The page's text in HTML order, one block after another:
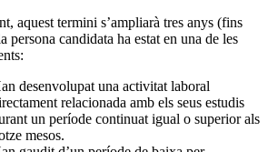
aquest termini s’ampliarà tres anys (fins
persona candidata ha estat en una de les
desenvolupat una activitat laboral
relacionada amb els seus estudis
un període continuat igual o superior als
mesos.